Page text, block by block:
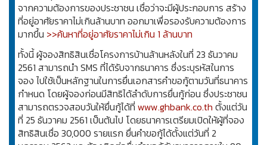
จากความต้องการของประชาชน เชื่อว่าจะมีผู้ประกอบการ สร้าง
ที่อยู่อาศัยราคาไม่เกินล้านบาท ออกมาเพื่อรองรับความต้องการ
มากขึ้น >>ค้นหาที่อยู่อาศัยราคาไม่เกิน 1 ล้านบาท
ทั้งนี้ ผู้จองสิทธิสินเชื่อโครงการบ้านล้านหลังในที่ 23 ธันวาคม
2561 สามารถนำ SMS ที่ได้รับจากธนาคาร ซึ่งระบุรหัสในการ
จอง ไปใช้เป็นหลักฐานในการยื่นเอกสารคำขอกู้ตามวันที่ธนาคาร
กำหนด โดยผู้จองก่อนมีสิทธิได้ลำดับการยื่นกู้ก่อน ซึ่งประชาชน
สามารถตรวจสอบวันให้ยื่นกู้ได้ที่ www.ghbank.co.th ตั้งแต่วัน
ที่ 25 ธันวาคม 2561 เป็นต้นไป โดยธนาคารเตรียมเปิดให้ผู้ที่จอง
สิทธิสินเชื่อ 30,000 รายแรก ยื่นคำขอกู้ได้ตั้งแต่วันที่ 2